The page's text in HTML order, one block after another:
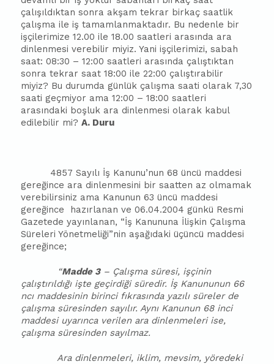
çalışıldıktan sonra akşam tekrar birkaç saatlik
çalışma ile iş tamamlanmaktadır. Bu nedenle bir
işçilerimize 12.00 ile 18.00 saatleri arasında ara
dinlenmesi verebilir miyiz. Yani işçilerimizi, sabah
saat: 08:30 – 12:00 saatleri arasında çalıştıktan
sonra tekrar saat 18:00 ile 22:00 çalıştırabilir
miyiz? Bu durumda günlük çalışma saati olarak 7,30
saati geçmiyor ama 12:00 – 18:00 saatleri
arasındaki boşluk ara dinlenmesi olarak kabul
edilebilir mi?A. Duru
4857 Sayılı İş Kanunu’nun 68 üncü maddesi
gereğince ara dinlenmesini bir saatten az olmamak
verebilirsiniz ama Kanunun 63 üncü maddesi
gereğince
hazırlanan ve 06.04.2004 günkü Resmi
Gazetede yayınlanan, “İş Kanununa İlişkin Çalışma
Süreleri Yönetmeliği”nin aşağıdaki üçüncü maddesi
gereğince;
“Madde 3– Çalışma süresi, işçinin
çalıştırıldığı işte geçirdiği süredir. İş Kanununun 66
ncı maddesinin birinci fıkrasında yazılı süreler de
çalışma süresinden sayılır. Aynı Kanunun 68 inci
maddesi uyarınca verilen ara dinlenmeleri ise,
çalışma süresinden sayılmaz.
Ara dinlenmeleri, iklim, mevsim, yöredeki